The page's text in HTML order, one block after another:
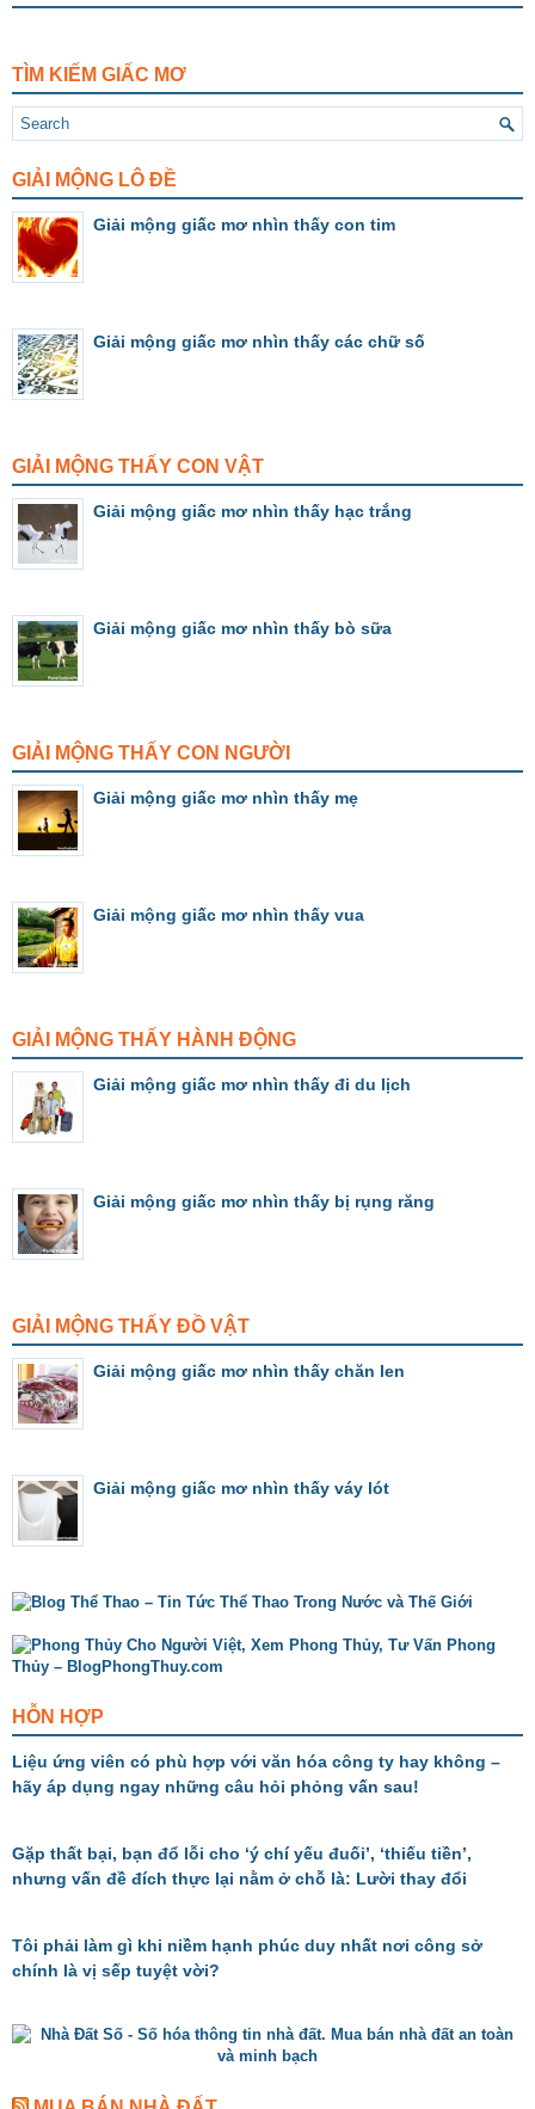
TÌM KIẾM GIẤC MƠ
GIẢI MỘNG LÔ ĐỀ
Giải mộng giấc mơ nhìn thấy con tim
Giải mộng giấc mơ nhìn thấy các chữ số
GIẢI MỘNG THẤY CON VẬT
Giải mộng giấc mơ nhìn thấy hạc trắng
Giải mộng giấc mơ nhìn thấy bò sữa
GIẢI MỘNG THẤY CON NGƯỜI
Giải mộng giấc mơ nhìn thấy mẹ
Giải mộng giấc mơ nhìn thấy vua
GIẢI MỘNG THẤY HÀNH ĐỘNG
Giải mộng giấc mơ nhìn thấy đi du lịch
Giải mộng giấc mơ nhìn thấy bị rụng răng
GIẢI MỘNG THẤY ĐỒ VẬT
Giải mộng giấc mơ nhìn thấy chăn len
Giải mộng giấc mơ nhìn thấy váy lót
HỖN HỢP
Liệu ứng viên có phù hợp với văn hóa công ty hay không –
hãy áp dụng ngay những câu hỏi phỏng vấn sau!
Gặp thất bại, bạn đổ lỗi cho ‘ý chí yếu đuối’, ‘thiếu tiền’,
nhưng vấn đề đích thực lại nằm ở chỗ là: Lười thay đổi
Tôi phải làm gì khi niềm hạnh phúc duy nhất nơi công sở
chính là vị sếp tuyệt vời?